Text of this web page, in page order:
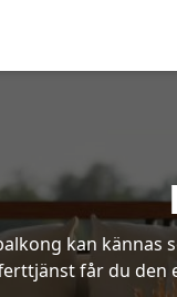
kan
får du den